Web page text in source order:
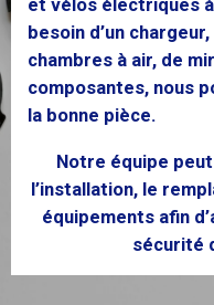
et vélos électriques
besoin d’un
chambres à air, de
composantes, nous
la bonne pièce.
Notre équipe
l’installation, le
équipements afin
sécurité